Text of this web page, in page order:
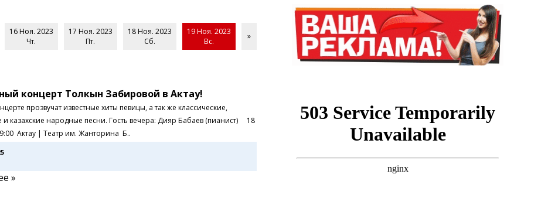
16 Ноя. 2023
Чт.
17 Ноя. 2023
Пт.
18 Ноя. 2023
Сб.
19 Ноя. 2023
Вс.
»
концерт Толкын Забировой в Актау!
прозвучат известные хиты певицы, а так же классические,
и казахские народные песни. Гость вечера: Дияр Бабаев (пианист) 18
Актау | Театр им. Жанторина Б..
»